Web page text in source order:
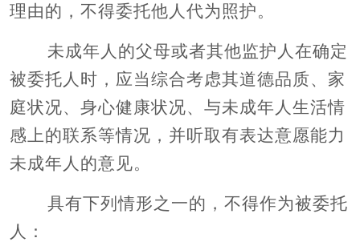
理由的，不得委托他人代为照护。
未成年人的父母或者其他监护人在确定
被委托人时，应当综合考虑其道德品质、家
庭状况、身心健康状况、与未成年人生活情
感上的联系等情况，并听取有表达意愿能力
未成年人的意见。
具有下列情形之一的，不得作为被委托
人：